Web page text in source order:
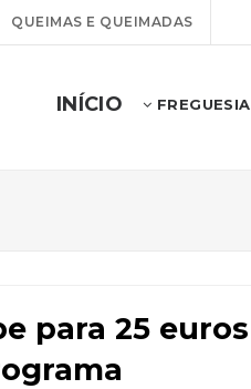
QUEIMAS E QUEIMADAS
INÍCIO FREGUESIA
para 25 euros